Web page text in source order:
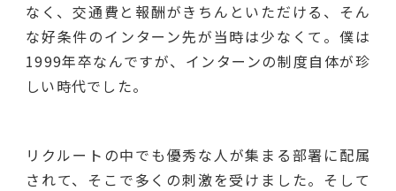
なく、交通費と報酬がきちんといただける、そん
な好条件のインターン先が当時は少なくて。僕は
1999年卒なんですが、インターンの制度自体が珍
しい時代でした。
リクルートの中でも優秀な人が集まる部署に配属
されて、そこで多くの刺激を受けました。そして